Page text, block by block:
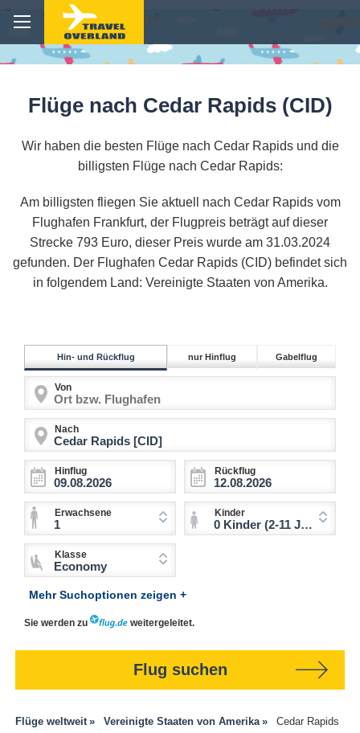
Flüge nach Cedar Rapids (CID)
Wir haben die besten Flüge nach Cedar Rapids und die
billigsten Flüge nach Cedar Rapids:
Am billigsten fliegen Sie aktuell nach Cedar Rapids vom
Flughafen Frankfurt, der Flugpreis beträgt auf dieser
Strecke 793 Euro, dieser Preis wurde am 31.03.2024
gefunden. Der Flughafen Cedar Rapids (CID) befindet sich
in folgendem Land: Vereinigte Staaten von Amerika.
Hin- und Rückflug nur Hinflug Gabelflug
Von
Nach
Hinflug Rückflug
Erwachsene
1
Kinder
0 Kinder (2-11 Jahre)
Klasse
Economy
Mehr Suchoptionen zeigen +
Sie werden zu weitergeleitet.
Flug suchen
Flüge weltweit Vereinigte Staaten von Amerika Cedar Rapids